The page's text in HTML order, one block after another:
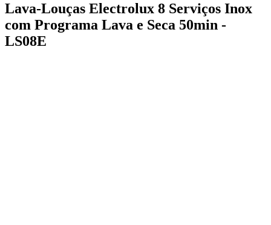
Lava-Louças Electrolux 8 Serviços Inox
com Programa Lava e Seca 50min -
LS08E